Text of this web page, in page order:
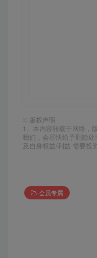
© 版权声明
1、本内容转载于网络，
我们，会尽快给予删除
及自身权益/利益 需要投
会员专属